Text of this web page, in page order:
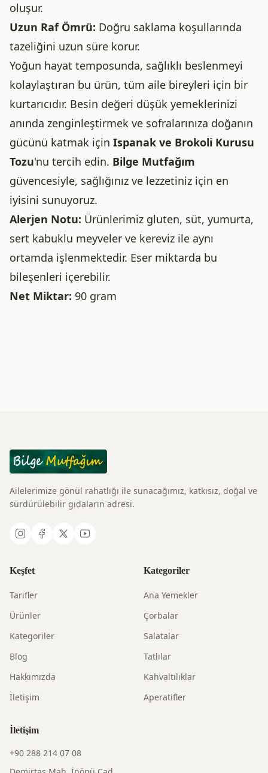
oluşur.
Uzun Raf Ömrü: Doğru saklama koşullarında
tazeliğini uzun süre korur.
Yoğun hayat temposunda, sağlıklı beslenmeyi
kolaylaştıran bu ürün, tüm aile bireyleri için bir
kurtarıcıdır. Besin değeri düşük yemeklerinizi
anında zenginleştirmek ve sofralarınıza doğanın
gücünü katmak için Ispanak ve Brokoli Kurusu
Tozu'nu tercih edin. Bilge Mutfağım
güvencesiyle, sağlığınız ve lezzetiniz için en
iyisini sunuyoruz.
Alerjen Notu: Ürünlerimiz gluten, süt, yumurta,
sert kabuklu meyveler ve kereviz ile aynı
ortamda işlenmektedir. Eser miktarda bu
bileşenleri içerebilir.
Net Miktar: 90 gram
Ailelerimize gönül rahatlığı ile sunacağımız, katkısız, doğal ve
sürdürülebilir gıdaların adresi.
Keşfet
Tarifler
Ürünler
Kategoriler
Blog
Hakkımızda
İletişim
Kategoriler
Ana Yemekler
Çorbalar
Salatalar
Tatlılar
Kahvaltılıklar
Aperatifler
İletişim
+90 288 214 07 08